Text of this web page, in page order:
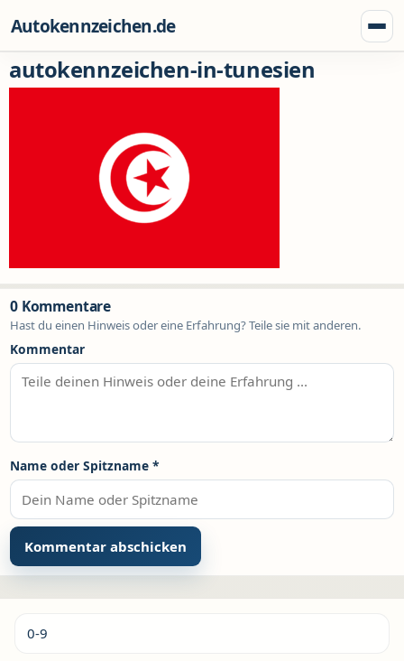
Autokennzeichen.de
autokennzeichen-in-tunesien
0 Kommentare
Hast du einen Hinweis oder eine Erfahrung? Teile sie mit anderen.
Kommentar
Name oder Spitzname *
0-9